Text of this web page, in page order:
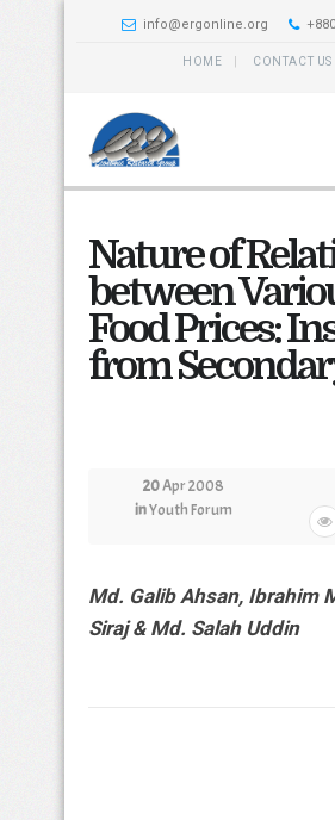
info@ergonline.org
HOME CONTACT US
Nature of
between
Food Prices:
from
20Apr 2008
inYouth Forum
Md. Galib Ahsan, Ibrahim
Siraj & Md. Salah Uddin